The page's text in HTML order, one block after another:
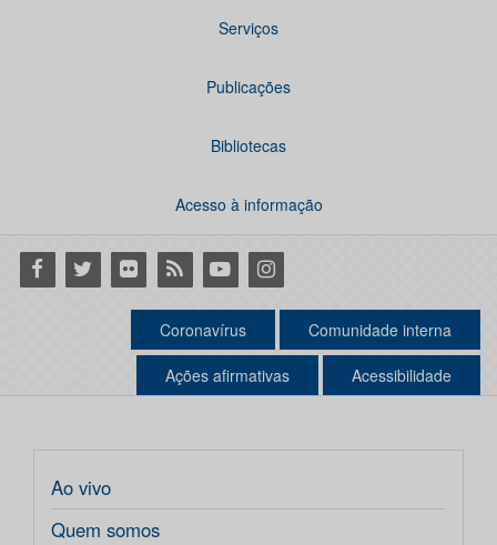
Serviços
Publicações
Bibliotecas
Acesso à informação
Facebook
Twitter Flickr RSS YoutubeInstagram
Coronavírus Comunidade interna
Ações afirmativas Acessibilidade
Ao vivo
Quem somos